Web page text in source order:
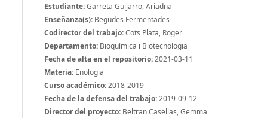
Estudiante:Garreta Guijarro, Ariadna
Enseñanza(s): Begudes Fermentades
Codirector del trabajo:Cots Plata, Roger
Departamento: Bioquímica i Biotecnologia
Fecha de alta en el repositorio:2021-03-11
Materia: Enologia
Curso académico:2018-2019
Fecha de la defensa del trabajo:2019-09-12
Director del proyecto: Beltran Casellas, Gemma